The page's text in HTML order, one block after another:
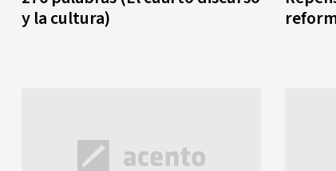
y la cultura)